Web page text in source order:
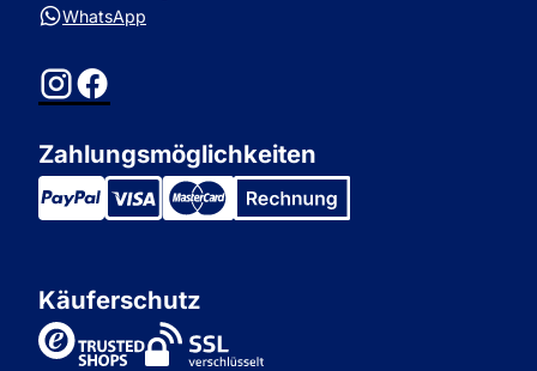
WhatsApp
InstagramFacebook
Zahlungsmöglichkeiten
Käuferschutz
TrustedShops